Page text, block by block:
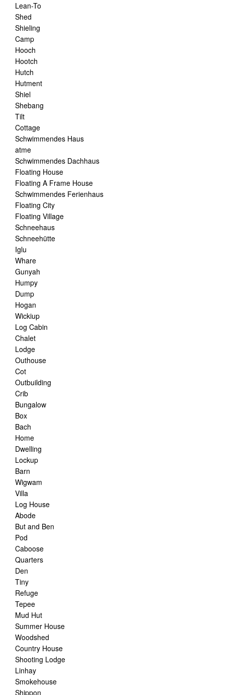
Lean-To
Shed
Shieling
Camp
Hooch
Hootch
Hutch
Hutment
Shiel
Shebang
Tilt
Cottage
Schwimmendes Haus
atme
Schwimmendes Dachhaus
Floating House
Floating A Frame House
Schwimmendes Ferienhaus
Floating City
Floating Village
Schneehaus
Schneehütte
Iglu
Whare
Gunyah
Humpy
Dump
Hogan
Wickiup
Log Cabin
Chalet
Lodge
Outhouse
Cot
Outbuilding
Crib
Bungalow
Box
Bach
Home
Dwelling
Lockup
Barn
Wigwam
Villa
Log House
Abode
But and Ben
Pod
Caboose
Quarters
Den
Tiny
Refuge
Tepee
Mud Hut
Summer House
Woodshed
Country House
Shooting Lodge
Linhay
Smokehouse
Shippon